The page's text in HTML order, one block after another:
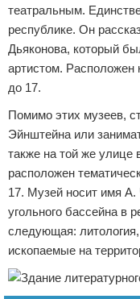
театральным.
республике. Он
Дьяконова, который
артистом. Расположен
до 17.
Помимо этих музеев,
Эйнштейна или
также на той же улице
расположен
17. Музей носит имя А.
угольного бассейна в
следующая:
ископаемые на